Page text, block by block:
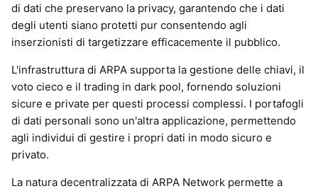
di dati che preservano la privacy, garantendo che i dati
degli utenti siano protetti pur consentendo agli
inserzionisti di targetizzare efficacemente il pubblico.
L'infrastruttura di ARPA supporta la gestione delle chiavi, il
voto cieco e il trading in dark pool, fornendo soluzioni
sicure e private per questi processi complessi. I portafogli
di dati personali sono un'altra applicazione, permettendo
agli individui di gestire i propri dati in modo sicuro e
privato.
La natura decentralizzata di ARPA Network permette a